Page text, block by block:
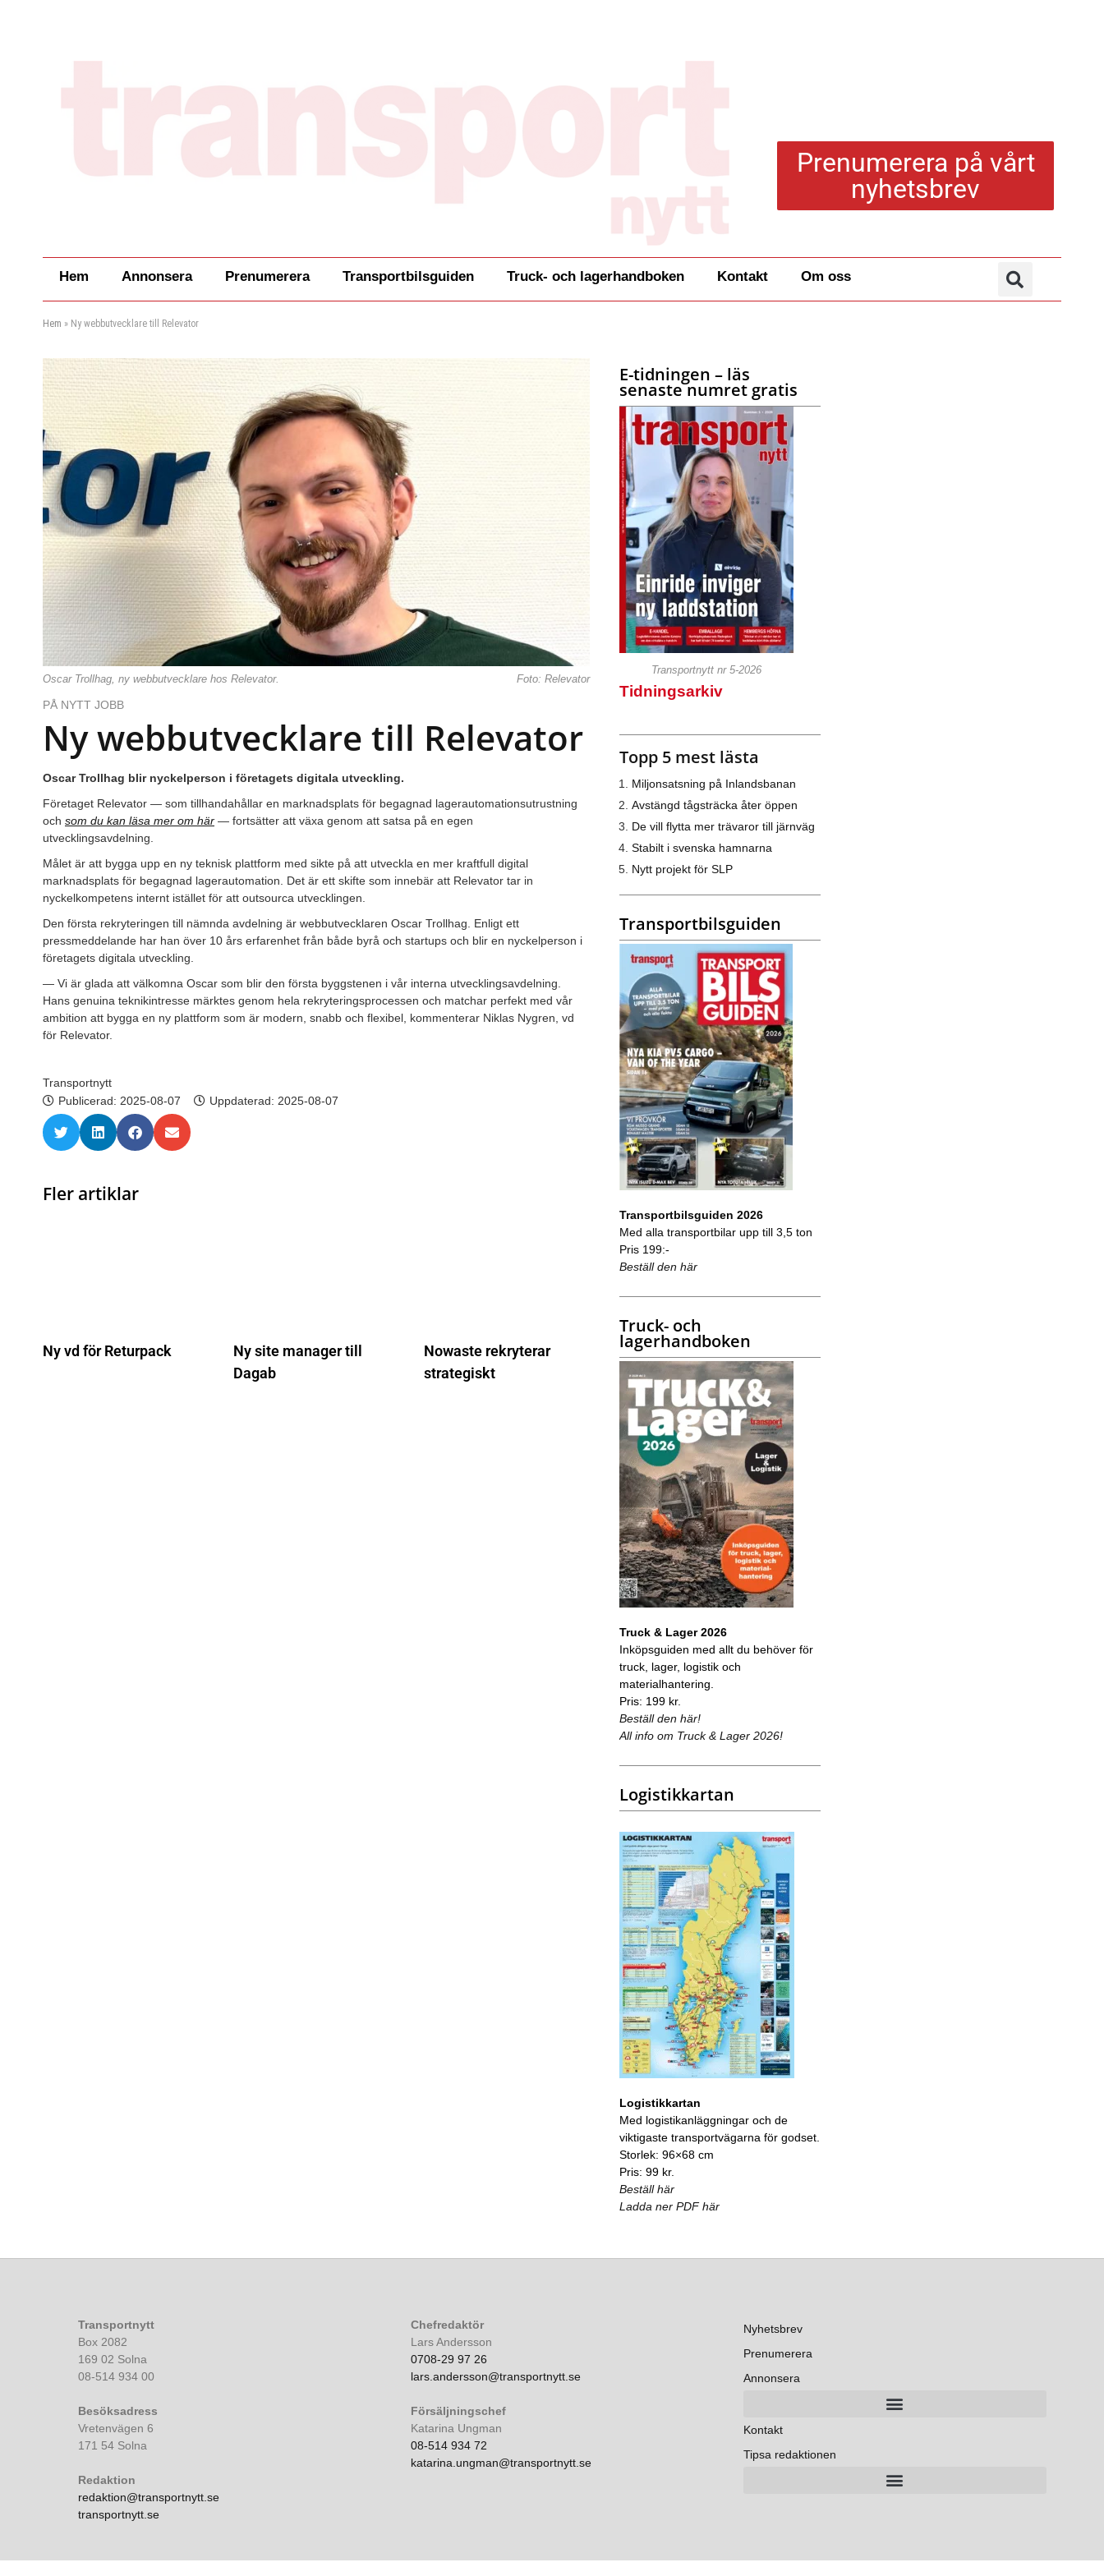
Prenumerera på vårt
nyhetsbrev
Hem Annonsera Prenumerera Transportbilsguiden Truck- och lagerhandboken Kontakt Om oss
Hem » Ny webbutvecklare till Relevator
Oscar Trollhag, ny webbutvecklare hos Relevator. Foto: Relevator
PÅ NYTT JOBB
Ny webbutvecklare till Relevator
Oscar Trollhag blir nyckelperson i företagets digitala utveckling.
Företaget Relevator — som tillhandahållar en marknadsplats för begagnad lagerautomationsutrustning
och som du kan läsa mer om här — fortsätter att växa genom att satsa på en egen
utvecklingsavdelning.
Målet är att bygga upp en ny teknisk plattform med sikte på att utveckla en mer kraftfull digital
marknadsplats för begagnad lagerautomation. Det är ett skifte som innebär att Relevator tar in
nyckelkompetens internt istället för att outsourca utvecklingen.
Den första rekryteringen till nämnda avdelning är webbutvecklaren Oscar Trollhag. Enligt ett
pressmeddelande har han över 10 års erfarenhet från både byrå och startups och blir en nyckelperson i
företagets digitala utveckling.
— Vi är glada att välkomna Oscar som blir den första byggstenen i vår interna utvecklingsavdelning.
Hans genuina teknikintresse märktes genom hela rekryteringsprocessen och matchar perfekt med vår
ambition att bygga en ny plattform som är modern, snabb och flexibel, kommenterar Niklas Nygren, vd
för Relevator.
Transportnytt
Publicerad: 2025-08-07 Uppdaterad: 2025-08-07
Fler artiklar
Ny vd för Returpack
Ny site manager till
Dagab
Nowaste rekryterar
strategiskt
E-tidningen – läs
senaste numret gratis
Transportnytt nr 5-2026
Tidningsarkiv
Topp 5 mest lästa
Miljonsatsning på Inlandsbanan
Avstängd tågsträcka åter öppen
De vill flytta mer trävaror till järnväg
Stabilt i svenska hamnarna
Nytt projekt för SLP
Transportbilsguiden
Transportbilsguiden 2026
Med alla transportbilar upp till 3,5 ton
Pris 199:-
Beställ den här
Truck- och
lagerhandboken
Truck & Lager 2026
Inköpsguiden med allt du behöver för
truck, lager, logistik och
materialhantering.
Pris: 199 kr.
Beställ den här!
All info om Truck & Lager 2026!
Logistikkartan
Logistikkartan
Med logistikanläggningar och de
viktigaste transportvägarna för godset.
Storlek: 96×68 cm
Pris: 99 kr.
Beställ här
Ladda ner PDF här
Transportnytt
Box 2082
169 02 Solna
08-514 934 00
Besöksadress
Vretenvägen 6
171 54 Solna
Redaktion
redaktion@transportnytt.se
transportnytt.se
Chefredaktör
Lars Andersson
0708-29 97 26
lars.andersson@transportnytt.se
Försäljningschef
Katarina Ungman
08-514 934 72
katarina.ungman@transportnytt.se
Nyhetsbrev
Prenumerera
Annonsera
Kontakt
Tipsa redaktionen